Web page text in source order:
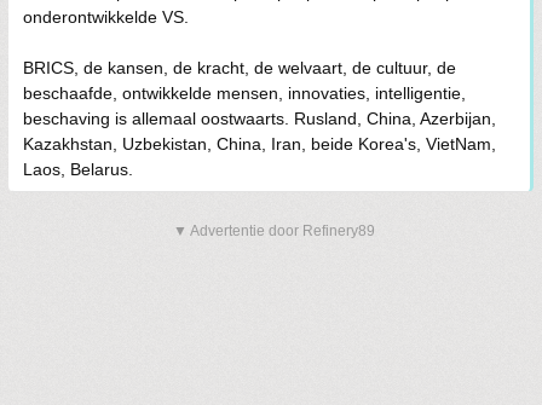
onderontwikkelde VS.
BRICS, de kansen, de kracht, de welvaart, de cultuur, de
beschaafde, ontwikkelde mensen, innovaties, intelligentie,
beschaving is allemaal oostwaarts. Rusland, China, Azerbijan,
Kazakhstan, Uzbekistan, China, Iran, beide Korea's, VietNam,
Laos, Belarus.
▼ Advertentie door Refinery89